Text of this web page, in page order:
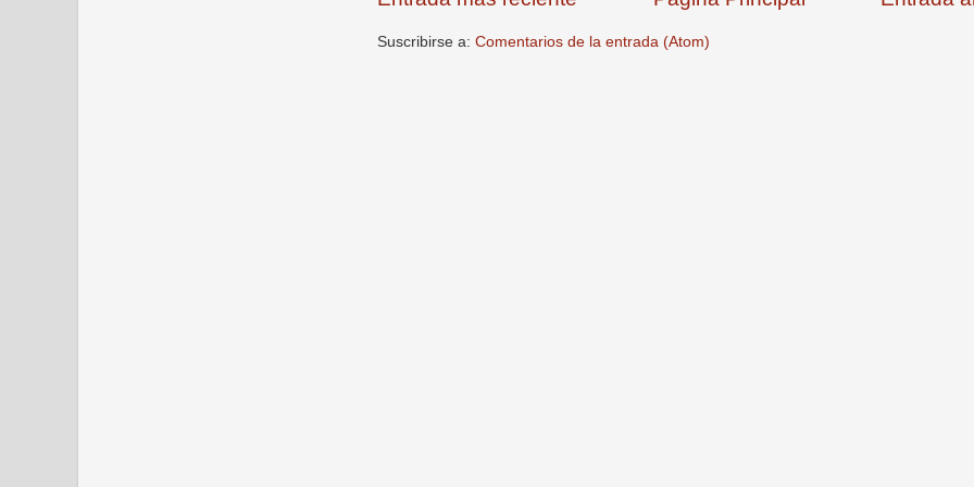
Suscribirse a: Comentarios de la entrada (Atom)